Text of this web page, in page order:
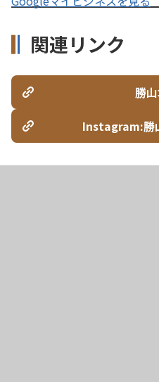
関連リンク
勝
Instagram:勝